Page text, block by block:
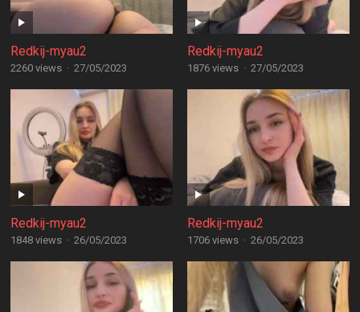
Redkij-myau2
2260 views · 27/05/2023
Redkij-myau2
1876 views · 27/05/2023
Redkij-myau2
1848 views · 26/05/2023
Redkij-myau2
1706 views · 26/05/2023